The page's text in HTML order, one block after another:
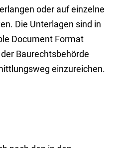
oder auf einzelne
Die Unterlagen sind in
Document Format
Baurechtsbehörde
einzureichen.